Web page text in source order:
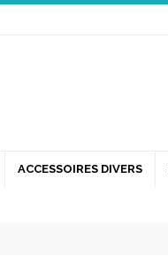
ACCESSOIRES DIVERS